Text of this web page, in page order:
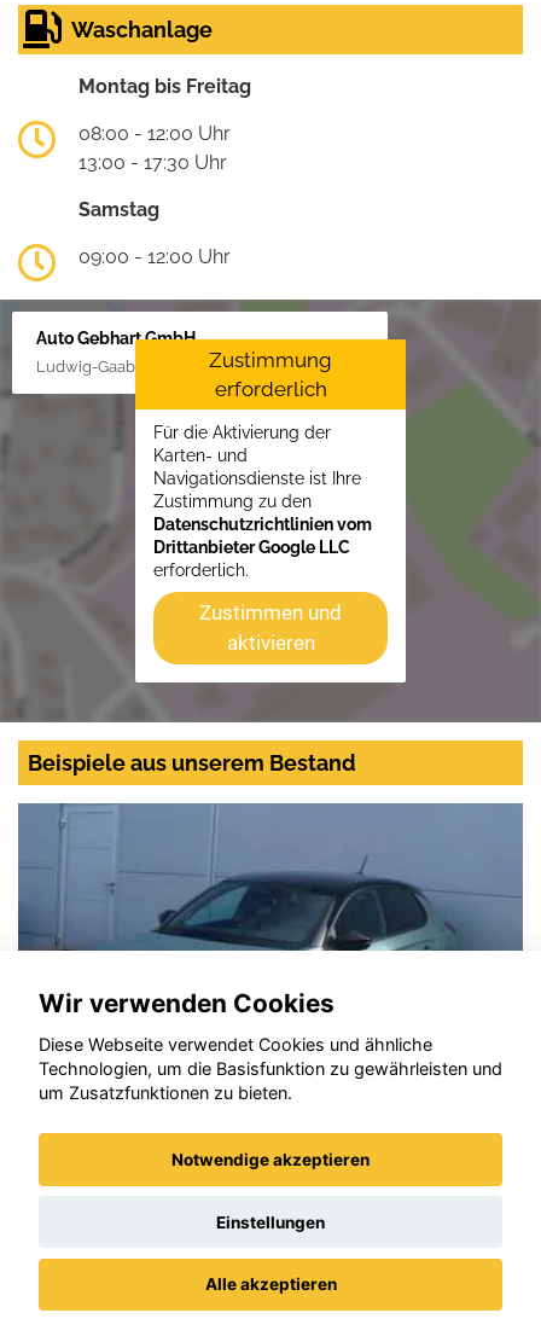
Waschanlage
Montag bis Freitag
08:00 - 12:00 Uhr
13:00 - 17:30 Uhr
Samstag
09:00 - 12:00 Uhr
Auto Gebhart GmbH
Ludwig-Gaab-Str. 4, 88427 Bad Schussenried
Zustimmung
erforderlich
Für die Aktivierung der
Karten- und
Navigationsdienste ist Ihre
Zustimmung zu den
Datenschutzrichtlinien vom
Drittanbieter Google LLC
erforderlich.
Zustimmen und
aktivieren
Beispiele aus unserem Bestand
Wir verwenden Cookies
Diese Webseite verwendet Cookies und ähnliche
Technologien, um die Basisfunktion zu gewährleisten und
um Zusatzfunktionen zu bieten.
Notwendige akzeptieren
Einstellungen
Alle akzeptieren